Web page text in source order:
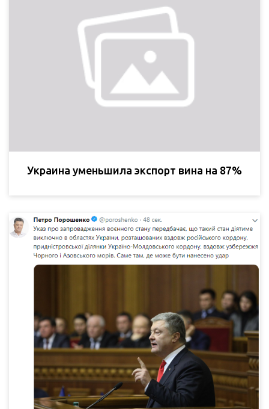
Украина уменьшила экспорт вина на 87%